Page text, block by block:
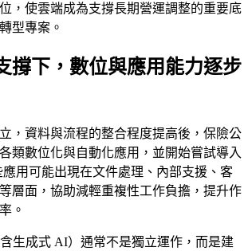
，使雲端成為支撐長期營運調整的重要底
型專案。
撐下，數位與應用能力逐步
，資料與流程的整合程度提高後，保險公
類數位化與自動化應用，並開始嘗試導入
用可能出現在文件處理、內部支援、客
層面，協助減輕重複性工作負擔，提升作
。
生成式 AI）通常不是獨立運作，而是建